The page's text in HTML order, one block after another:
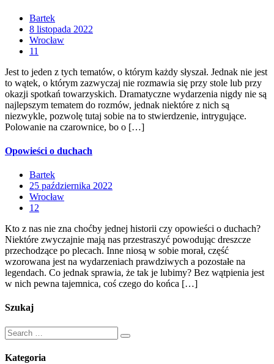
Bartek
8 listopada 2022
Wrocław
11
Jest to jeden z tych tematów, o którym każdy słyszał. Jednak nie jest
to wątek, o którym zazwyczaj nie rozmawia się przy stole lub przy
okazji spotkań towarzyskich. Dramatyczne wydarzenia nigdy nie są
najlepszym tematem do rozmów, jednak niektóre z nich są
niezwykle, pozwolę tutaj sobie na to stwierdzenie, intrygujące.
Polowanie na czarownice, bo o […]
Opowieści o duchach
Bartek
25 października 2022
Wrocław
12
Kto z nas nie zna choćby jednej historii czy opowieści o duchach?
Niektóre zwyczajnie mają nas przestraszyć powodując dreszcze
przechodzące po plecach. Inne niosą w sobie morał, część
wzorowana jest na wydarzeniach prawdziwych a pozostałe na
legendach. Co jednak sprawia, że tak je lubimy? Bez wątpienia jest
w nich pewna tajemnica, coś czego do końca […]
Szukaj
Kategoria